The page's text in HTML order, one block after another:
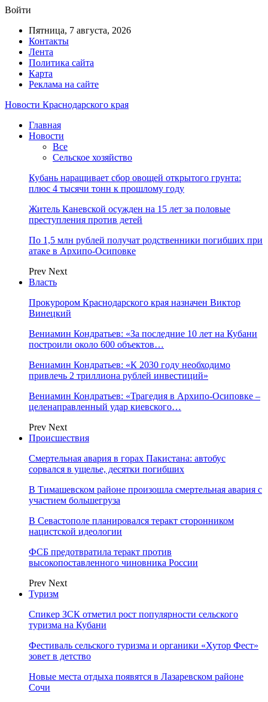
Войти
Пятница, 7 августа, 2026
Контакты
Лента
Политика сайта
Карта
Реклама на сайте
Новости Краснодарского края
Главная
Новости
Все
Сельское хозяйство
Кубань наращивает сбор овощей открытого грунта:
плюс 4 тысячи тонн к прошлому году
Житель Каневской осужден на 15 лет за половые
преступления против детей
По 1,5 млн рублей получат родственники погибших при
атаке в Архипо-Осиповке
Prev Next
Власть
Прокурором Краснодарского края назначен Виктор
Винецкий
Вениамин Кондратьев: «За последние 10 лет на Кубани
построили около 600 объектов…
Вениамин Кондратьев: «К 2030 году необходимо
привлечь 2 триллиона рублей инвестиций»
Вениамин Кондратьев: «Трагедия в Архипо-Осиповке –
целенаправленный удар киевского…
Prev Next
Происшествия
Смертельная авария в горах Пакистана: автобус
сорвался в ущелье, десятки погибших
В Тимашевском районе произошла смертельная авария с
участием большегруза
В Севастополе планировался теракт сторонником
нацистской идеологии
ФСБ предотвратила теракт против
высокопоставленного чиновника России
Prev Next
Туризм
Спикер ЗСК отметил рост популярности сельского
туризма на Кубани
Фестиваль сельского туризма и органики «Хутор Фест»
зовет в детство
Новые места отдыха появятся в Лазаревском районе
Сочи